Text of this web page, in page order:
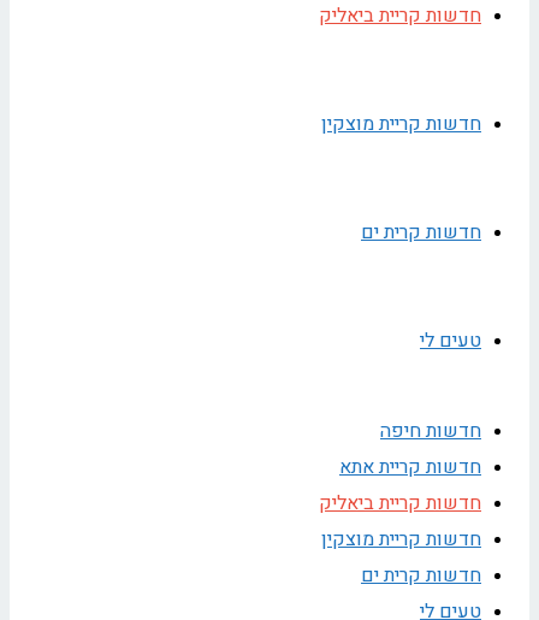
חדשות קריית ביאליק
חדשות קריית מוצקין
חדשות קרית ים
טעים לי
חדשות חיפה
חדשות קריית אתא
חדשות קריית ביאליק
חדשות קריית מוצקין
חדשות קרית ים
טעים לי